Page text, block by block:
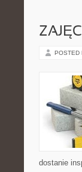
POSTED
dostanie